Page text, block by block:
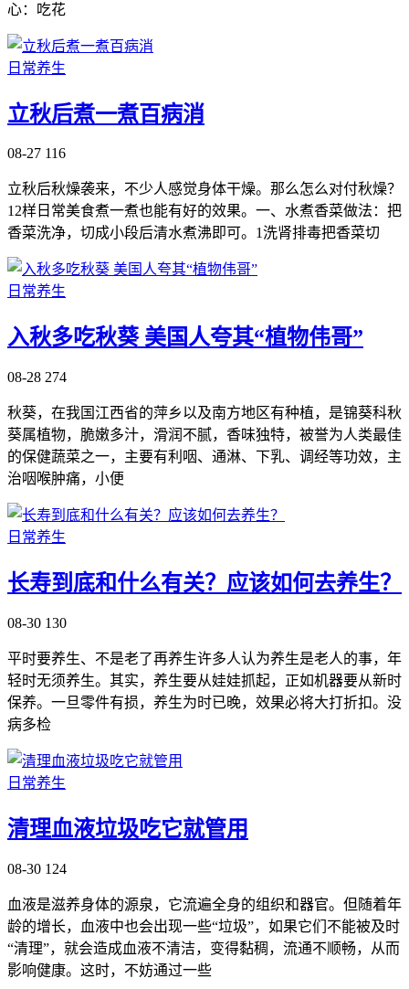
心：吃花
日常养生
立秋后煮一煮百病消
08-27 116
立秋后秋燥袭来，不少人感觉身体干燥。那么怎么对付秋燥？
12样日常美食煮一煮也能有好的效果。一、水煮香菜做法：把
香菜洗净，切成小段后清水煮沸即可。1洗肾排毒把香菜切
日常养生
入秋多吃秋葵 美国人夸其“植物伟哥”
08-28 274
秋葵，在我国江西省的萍乡以及南方地区有种植，是锦葵科秋
葵属植物，脆嫩多汁，滑润不腻，香味独特，被誉为人类最佳
的保健蔬菜之一，主要有利咽、通淋、下乳、调经等功效，主
治咽喉肿痛，小便
日常养生
长寿到底和什么有关？应该如何去养生？
08-30 130
平时要养生、不是老了再养生许多人认为养生是老人的事，年
轻时无须养生。其实，养生要从娃娃抓起，正如机器要从新时
保养。一旦零件有损，养生为时已晚，效果必将大打折扣。没
病多检
日常养生
清理血液垃圾吃它就管用
08-30 124
血液是滋养身体的源泉，它流遍全身的组织和器官。但随着年
龄的增长，血液中也会出现一些“垃圾”，如果它们不能被及时
“清理”，就会造成血液不清洁，变得黏稠，流通不顺畅，从而
影响健康。这时，不妨通过一些